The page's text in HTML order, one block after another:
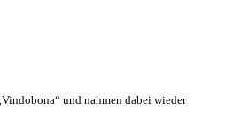
und nahmen dabei wieder